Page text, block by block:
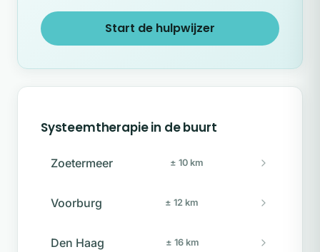
Start de hulpwijzer
Systeemtherapie in de buurt
Zoetermeer ± 10 km
Voorburg ± 12 km
Den Haag ± 16 km